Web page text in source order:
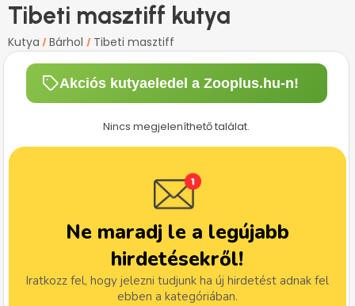
Tibeti masztiff kutya
Kutya / Bárhol / Tibeti masztiff
Akciós kutyaeledel a Zooplus.hu-n!
Nincs megjeleníthető találat.
Ne maradj le a legújabb
hirdetésekről!
Iratkozz fel, hogy jelezni tudjunk ha új hirdetést adnak fel
ebben a kategóriában.